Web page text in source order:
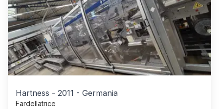
Hartness - 2011 - Germania
Fardellatrice